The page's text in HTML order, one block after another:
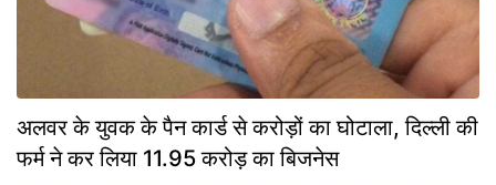
अलवर के युवक के पैन कार्ड से करोड़ों का घोटाला, दिल्ली की
फर्म ने कर लिया 11.95 करोड़ का बिजनेस